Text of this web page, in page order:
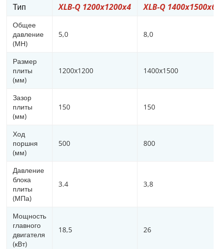
Тип XLB-Q 1200x1200x4 XLB-Q 1400x1500x6
Общее
давление
(МН)
5,0 8,0
Размер
плиты
(мм)
1200x1200 1400x1500
Зазор
плиты
(мм)
150 150
Ход
поршня
(мм)
500 800
Давление
блока
плиты
(МПа)
3.4 3,8
Мощность
главного
двигателя
(кВт)
18,5 26